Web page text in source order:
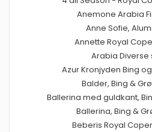
Anemone Arabia
Anne Sofie,
Annette Royal
Arabia Diverse
Azur Kronjyden Bing
Balder, Bing &
Ballerina med guldkant,
Ballerina, Bing &
Beberis Royal